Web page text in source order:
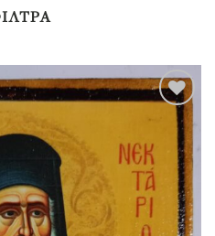
Προσθήκη
αγαπημένα